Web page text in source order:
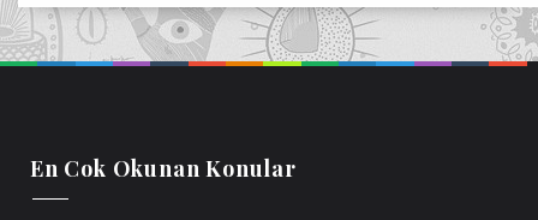
En Cok Okunan Konular